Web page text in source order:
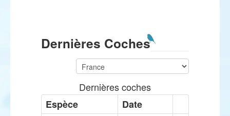
Dernières Coches
Dernières coches
Espèce
Date